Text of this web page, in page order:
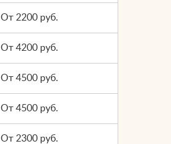
От 2200 руб.
От 4200 руб.
От 4500 руб.
От 4500 руб.
От 2300 руб.